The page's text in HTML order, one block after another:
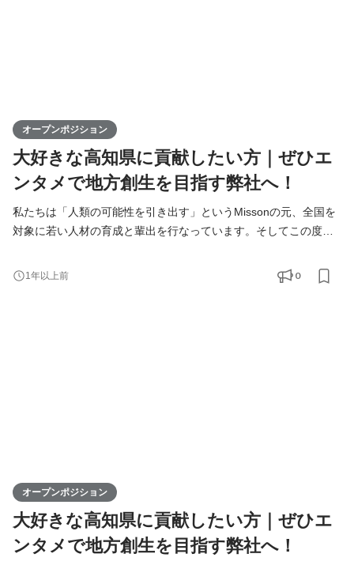
オープンポジション
大好きな高知県に貢献したい方｜ぜひエ
ンタメで地方創生を目指す弊社へ！
私たちは「人類の可能性を引き出す」というMissonの元、全国を
対象に若い人材の育成と輩出を行なっています。そしてこの度、
支社を通じて、地元企業との連携を図りながら地域の魅力を最大
限に活かし、地方から全国へと挑戦の輪を広げていきます。地方
1年以上前 0
オープンポジション
大好きな高知県に貢献したい方｜ぜひエ
ンタメで地方創生を目指す弊社へ！